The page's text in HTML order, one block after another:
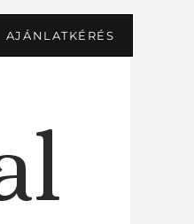
AJÁNLATKÉRÉS